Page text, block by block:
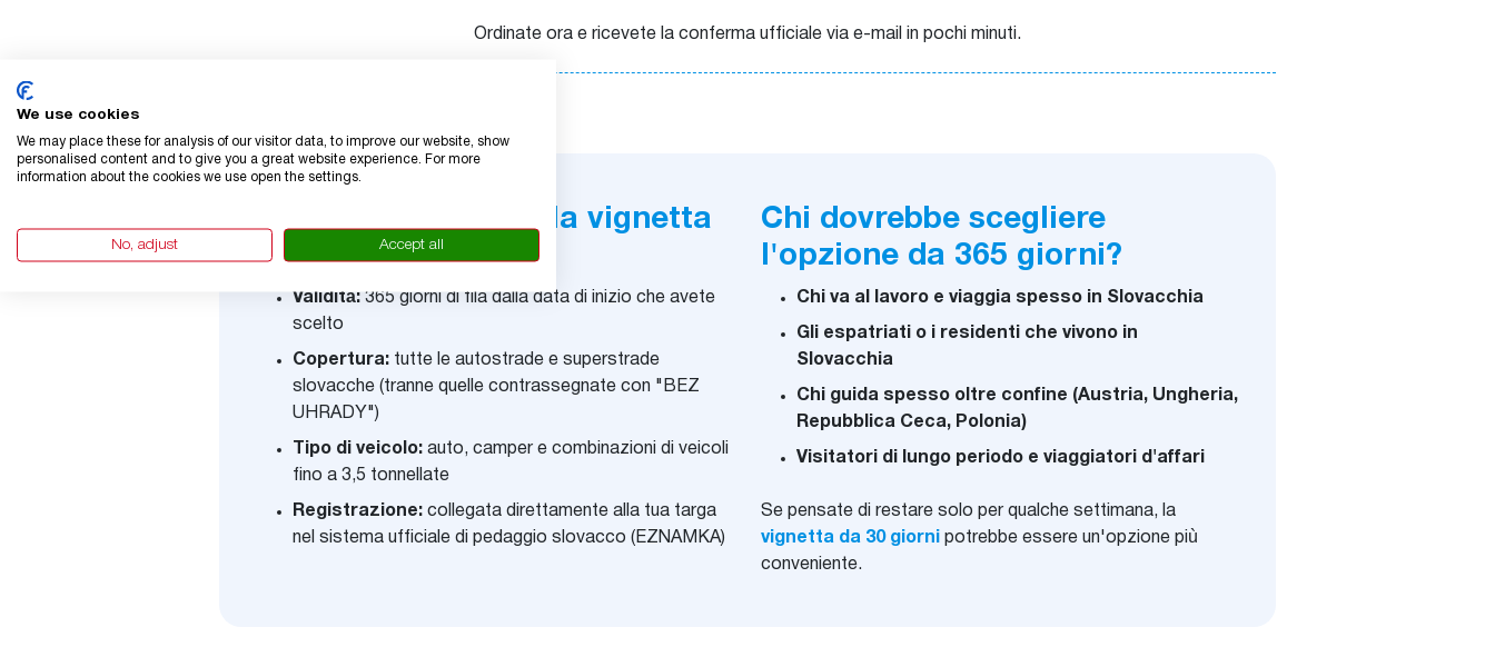
Ordinate ora e ricevete la conferma ufficiale via e-mail in pochi minuti.
Cosa otterrete con la vignetta
da 365 giorni
Validità: 365 giorni di fila dalla data di inizio che avete
scelto
Copertura: tutte le autostrade e superstrade
slovacche (tranne quelle contrassegnate con "BEZ
UHRADY")
Tipo di veicolo: auto, camper e combinazioni di veicoli
fino a 3,5 tonnellate
Registrazione: collegata direttamente alla tua targa
nel sistema ufficiale di pedaggio slovacco (EZNAMKA)
Chi dovrebbe scegliere
l'opzione da 365 giorni?
Chi va al lavoro e viaggia spesso in Slovacchia
Gli espatriati o i residenti che vivono in
Slovacchia
Chi guida spesso oltre confine (Austria, Ungheria,
Repubblica Ceca, Polonia)
Visitatori di lungo periodo e viaggiatori d'affari
Se pensate di restare solo per qualche settimana, la
vignetta da 30 giorni
potrebbe essere un'opzione più
conveniente.
We use cookies
We may place these for analysis of our visitor data, to improve our website, show
personalised content and to give you a great website experience. For more
information about the cookies we use open the settings.
No, adjust Accept all